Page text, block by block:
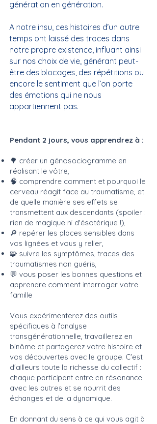
génération en génération.
A notre insu, ces histoires d’un autre
temps ont laissé des traces dans
notre propre existence, influant ainsi
sur nos choix de vie, générant peut-
être des blocages, des répétitions ou
encore le sentiment que l’on porte
des émotions qui ne nous
appartiennent pas.
Pendant 2 jours, vous apprendrez à :
🌳 créer un génosociogramme en
réalisant le vôtre,
🧠 comprendre comment et pourquoi le
cerveau réagit face au traumatisme, et
de quelle manière ses effets se
transmettent aux descendants (spoiler :
rien de magique ni d'ésotérique !),
🔎 repérer les places sensibles dans
vos lignées et vous y relier,
🧩 suivre les symptômes, traces des
traumatismes non guéris,
💬 vous poser les bonnes questions et
apprendre comment interroger votre
famille
Vous expérimenterez des outils
spécifiques à l'analyse
transgénérationnelle, travaillerez en
binôme et partagerez votre histoire et
vos découvertes avec le groupe. C'est
d'ailleurs toute la richesse du collectif :
chaque participant entre en résonance
avec les autres et se nourrit des
échanges et de la dynamique.
En donnant du sens à ce qui vous agit à